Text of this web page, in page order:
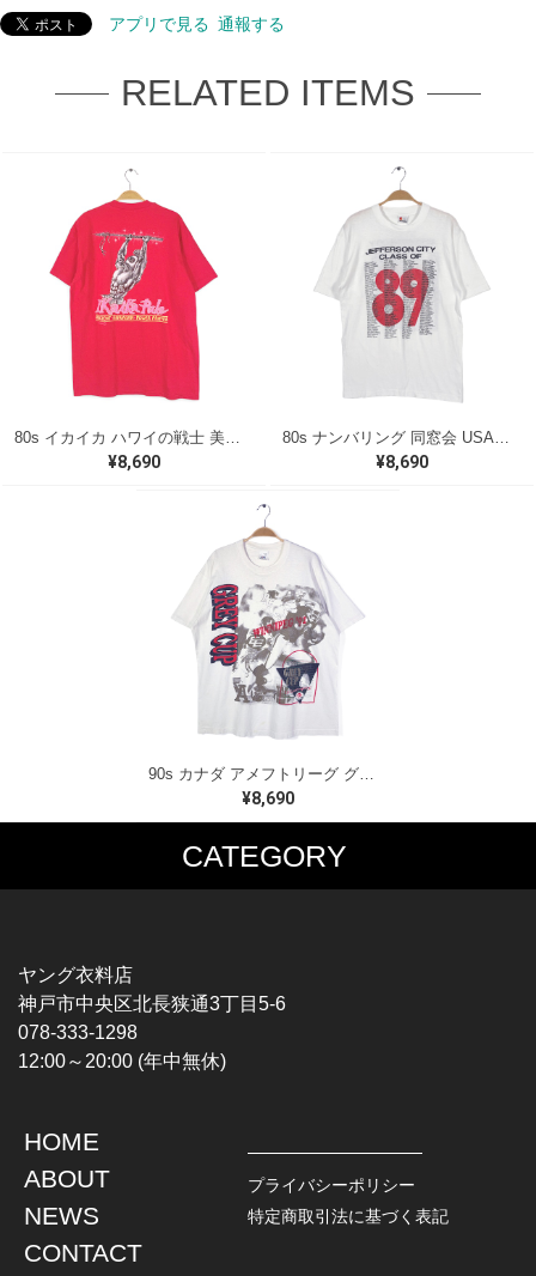
アプリで見る 通報する
RELATED ITEMS
¥8,690 ¥8,690
90s カナダ アメフトリーグ グレイカップ カナダ製 ヴィンテージ Tシャツ ビッグプリント シングルステッチ ホワイト WINNIPEG '91 サイズXL 古着 BZ0545
¥8,690
CATEGORY
MUSIC TEE
HARDCORE / PUNK
PROGLESSIVE ROCK
POPS
SOUL / R&B
T-SHIRTS
CHAMPION
TOPS
L / S SHIRT
S / S SHIRT
HAWAIIAN SHIRT
JACKET
DENIM
LEATHER
ヤング衣料店
神戸市中央区北長狭通3丁目5-6
078-333-1298
12:00～20:00 (年中無休)
HOME
ABOUT
NEWS
CONTACT
プライバシーポリシー
特定商取引法に基づく表記